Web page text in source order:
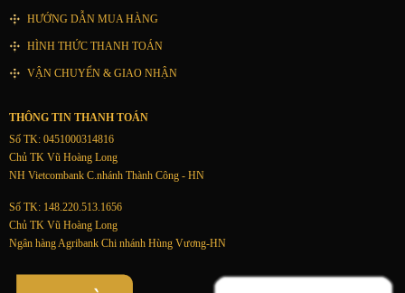
HƯỚNG DẪN MUA HÀNG
HÌNH THỨC THANH TOÁN
VẬN CHUYỂN & GIAO NHẬN
THÔNG TIN THANH TOÁN
Số TK: 0451000314816
Chủ TK Vũ Hoàng Long
NH Vietcombank C.nhánh Thành Công - HN
Số TK: 148.220.513.1656
Chủ TK Vũ Hoàng Long
Ngân hàng Agribank Chi nhánh Hùng Vương-HN